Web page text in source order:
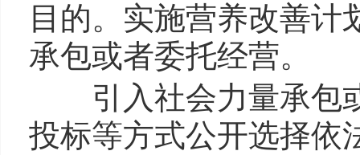
目的。实施营养改善
承包或者委托经营。
引入社会力量承包或
投标等方式公开选择依